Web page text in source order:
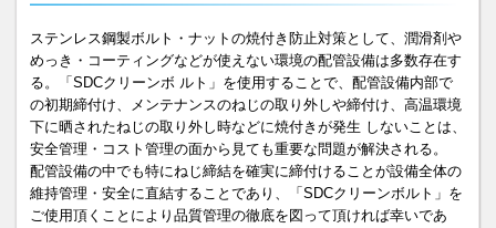
ステンレス鋼製ボルト・ナットの焼付き防止対策として、潤滑剤や
めっき・コーティングなどが使えない環境の配管設備は多数存在す
る。「SDCクリーンボ ルト」を使用することで、配管設備内部で
の初期締付け、メンテナンスのねじの取り外しや締付け、高温環境
下に晒されたねじの取り外し時などに焼付きが発生 しないことは、
安全管理・コスト管理の面から見ても重要な問題が解決される。
配管設備の中でも特にねじ締結を確実に締付けることが設備全体の
維持管理・安全に直結することであり、「SDCクリーンボルト」を
ご使用頂くことにより品質管理の徹底を図って頂ければ幸いであ